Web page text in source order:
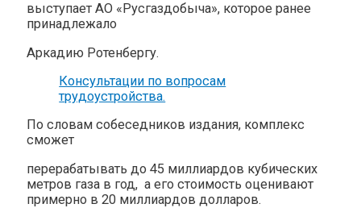
выступает АО «Русгаздобыча», которое ранее
принадлежало
Аркадию Ротенбергу.
Консультации по вопросам
трудоустройства.
По словам собеседников издания, комплекс
сможет
перерабатывать до 45 миллиардов кубических
метров газа в год, а его стоимость оценивают
примерно в 20 миллиардов долларов.